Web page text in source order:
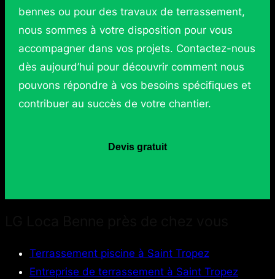
bennes ou pour des travaux de terrassement,
nous sommes à votre disposition pour vous
accompagner dans vos projets. Contactez-nous
dès aujourd’hui pour découvrir comment nous
pouvons répondre à vos besoins spécifiques et
contribuer au succès de votre chantier.
Devis gratuit
Terrassement piscine à Saint Tropez
Entreprise de terrassement à Saint Tropez